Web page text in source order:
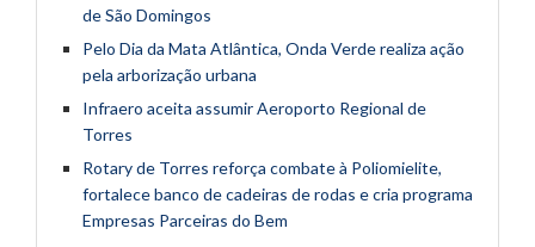
de São Domingos
Pelo Dia da Mata Atlântica, Onda Verde realiza ação
pela arborização urbana
Infraero aceita assumir Aeroporto Regional de
Torres
Rotary de Torres reforça combate à Poliomielite,
fortalece banco de cadeiras de rodas e cria programa
Empresas Parceiras do Bem